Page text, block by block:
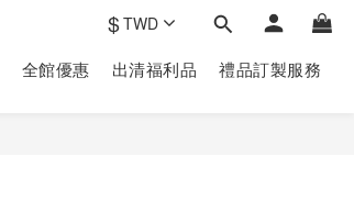
$TWD
全館優惠 出清福利品 禮品訂製‎服務